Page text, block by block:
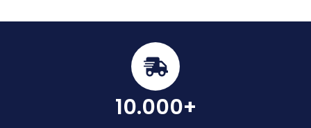
10.000+